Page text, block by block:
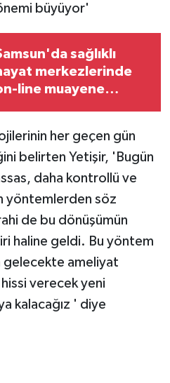
büyüyor'
sağlıklı
merkezlerinde
line muayene
her geçen gün
belirten Yetişir, 'Bugün
daha kontrollü ve
yöntemlerden söz
de bu dönüşümün
haline geldi. Bu yöntem
gelecekte ameliyat
hissi verecek yeni
kalacağız ' diye